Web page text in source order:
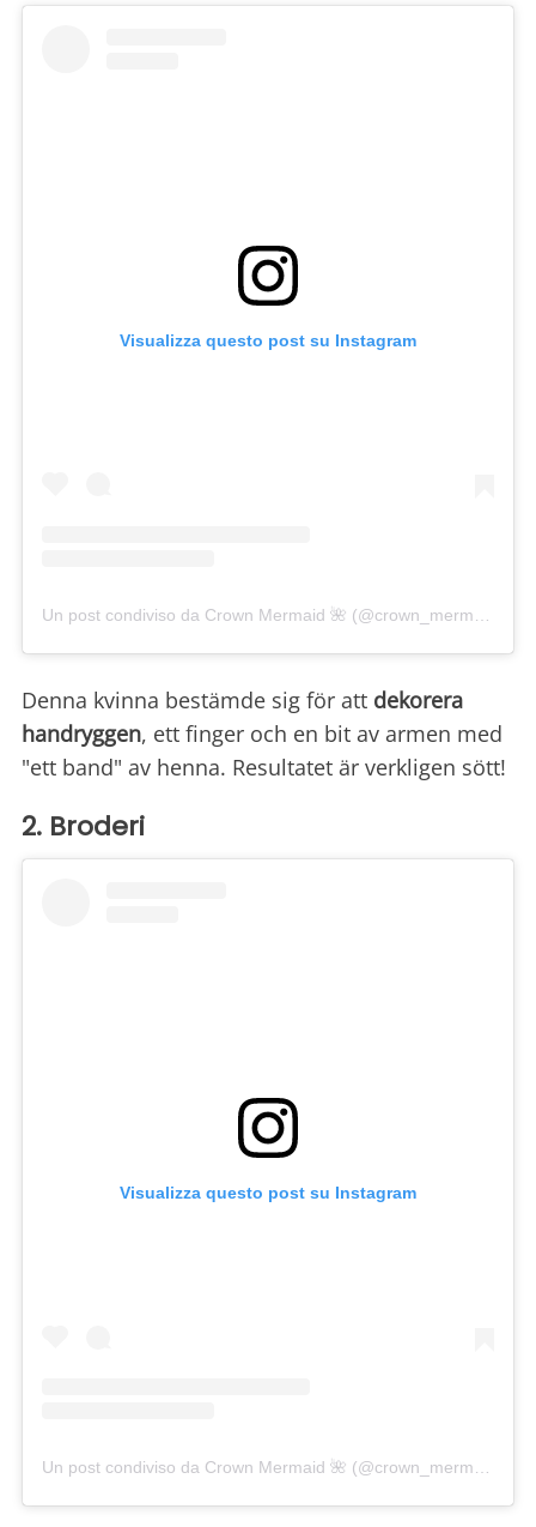
Visualizza questo post su Instagram
Denna kvinna bestämde sig för att dekorera
handryggen, ett finger och en bit av armen med
"ett band" av henna. Resultatet är verkligen sött!
2. Broderi
Visualizza questo post su Instagram
Un post condiviso da Crown Mermaid 🌺 (@crown_mermaid)